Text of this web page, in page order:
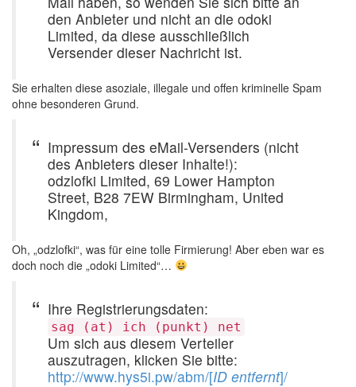
den Anbieter und nicht an die odoki
Limited, da diese ausschließlich
Versender dieser Nachricht ist.
Sie erhalten diese asoziale, illegale und offen kriminelle Spam
ohne besonderen Grund.
Impressum des eMail-Versenders (nicht
des Anbieters dieser Inhalte!):
odzlofki Limited, 69 Lower Hampton
Street, B28 7EW Birmingham, United
Kingdom,
Oh, „odzlofki“, was für eine tolle Firmierung! Aber eben war es
doch noch die „odoki Limited“…
Ihre Registrierungsdaten:
sag (at) ich (punkt) net
Um sich aus diesem Verteiler
auszutragen, klicken Sie bitte:
http://www.hys5i.pw/abm/[ID entfernt]/